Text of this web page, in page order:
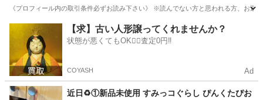
《プロフィール内の取引条件必ずお読み下さい》 ※読んでない方と思われる方、お
鶴里駅 その他 すみっコぐらし
【求】古い人形譲ってくれませんか？
状態が悪くてもOK🙆‍♀️査定0円‼️
COYASH Ad
近日♻️①新品未使用 すみっコぐらし ぴんくたぴお